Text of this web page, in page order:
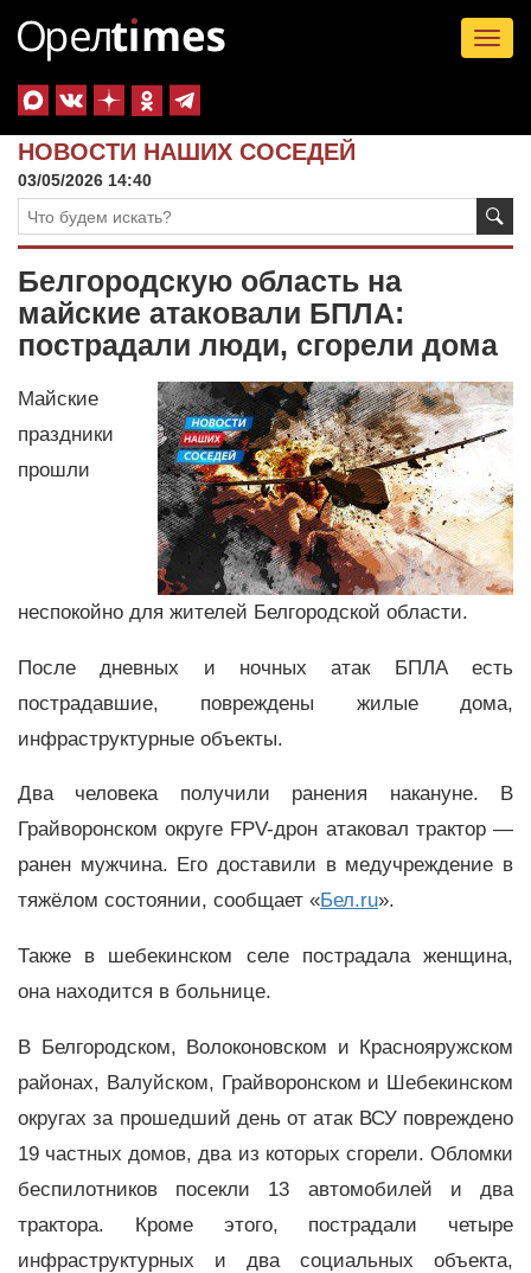
НОВОСТИ НАШИХ СОСЕДЕЙ
03/05/2026 14:40
Белгородскую область на
майские атаковали БПЛА:
пострадали люди, сгорели дома
Майские
праздники
прошли
неспокойно для жителей Белгородской области.
После дневных и ночных атак БПЛА есть
пострадавшие, повреждены жилые дома,
инфраструктурные объекты.
Два человека получили ранения накануне. В
Грайворонском округе FPV-дрон атаковал трактор —
ранен мужчина. Его доставили в медучреждение в
тяжёлом состоянии, сообщает «Бел.ru».
Также в шебекинском селе пострадала женщина,
она находится в больнице.
В Белгородском, Волоконовском и Краснояружском
районах, Валуйском, Грайворонском и Шебекинском
округах за прошедший день от атак ВСУ повреждено
19 частных домов, два из которых сгорели. Обломки
беспилотников посекли 13 автомобилей и два
трактора. Кроме этого, пострадали четыре
инфраструктурных и два социальных объекта,